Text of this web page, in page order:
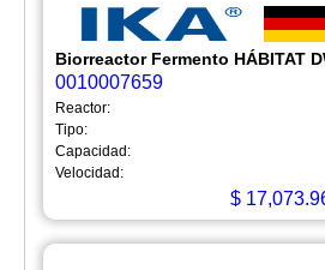
Biorreactor Fermento HÁBITAT
0010007659
Reactor:
Tipo:
Capacidad:
Velocidad:
$